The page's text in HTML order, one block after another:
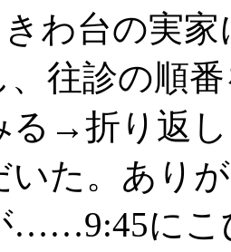
わ台の実
、往診の順
る→折り返
いた。あり
……9:45にこ